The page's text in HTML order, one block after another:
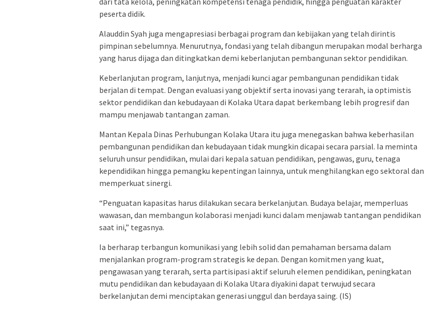
peserta didik.
Alauddin Syah juga mengapresiasi berbagai program dan kebijakan yang telah dirintis
pimpinan sebelumnya. Menurutnya, fondasi yang telah dibangun merupakan modal berharga
yang harus dijaga dan ditingkatkan demi keberlanjutan pembangunan sektor pendidikan.
Keberlanjutan program, lanjutnya, menjadi kunci agar pembangunan pendidikan tidak
berjalan di tempat. Dengan evaluasi yang objektif serta inovasi yang terarah, ia optimistis
sektor pendidikan dan kebudayaan di Kolaka Utara dapat berkembang lebih progresif dan
mampu menjawab tantangan zaman.
Mantan Kepala Dinas Perhubungan Kolaka Utara itu juga menegaskan bahwa keberhasilan
pembangunan pendidikan dan kebudayaan tidak mungkin dicapai secara parsial. Ia meminta
seluruh unsur pendidikan, mulai dari kepala satuan pendidikan, pengawas, guru, tenaga
kependidikan hingga pemangku kepentingan lainnya, untuk menghilangkan ego sektoral dan
memperkuat sinergi.
“Penguatan kapasitas harus dilakukan secara berkelanjutan. Budaya belajar, memperluas
wawasan, dan membangun kolaborasi menjadi kunci dalam menjawab tantangan pendidikan
saat ini,” tegasnya.
Ia berharap terbangun komunikasi yang lebih solid dan pemahaman bersama dalam
menjalankan program-program strategis ke depan. Dengan komitmen yang kuat,
pengawasan yang terarah, serta partisipasi aktif seluruh elemen pendidikan, peningkatan
mutu pendidikan dan kebudayaan di Kolaka Utara diyakini dapat terwujud secara
berkelanjutan demi menciptakan generasi unggul dan berdaya saing. (IS)